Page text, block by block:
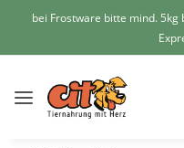
bei Frostware bitte mind.